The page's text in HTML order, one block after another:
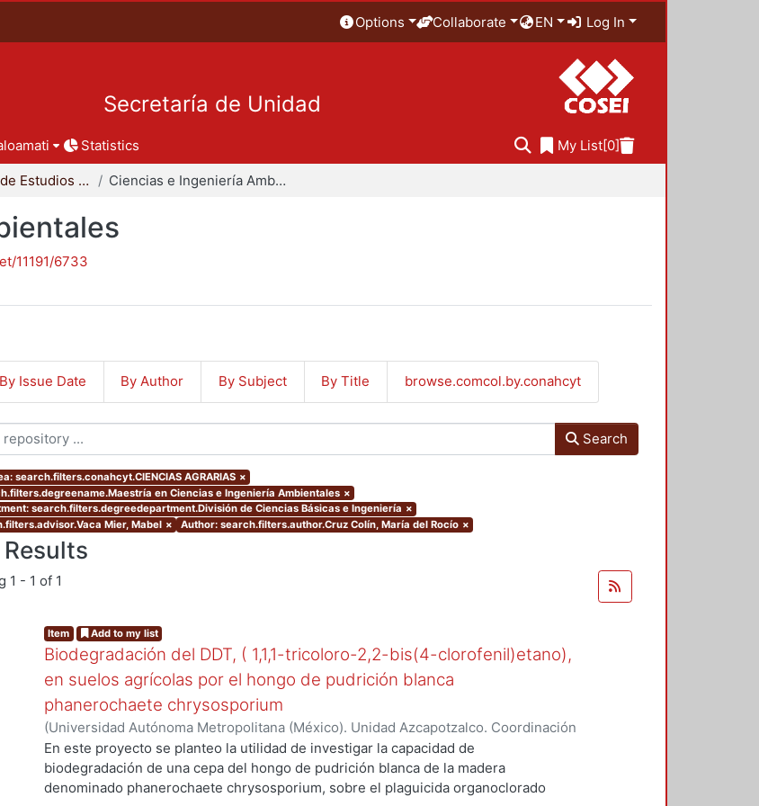
Options Collaborate EN Log In
Secretaría de Unidad
Statistics My List[0]
Coordinación de Estudios de Posgrado - CBI Ciencias e Ingeniería Ambientales
11191/6733
By Issue Date By Author By Subject By Title browse.comcol.by.conahcyt
Search
search.filters.conahcyt.CIENCIAS AGRARIAS ×
en Ciencias e Ingeniería Ambientales ×
search.filters.degreedepartment.División de Ciencias Básicas e Ingeniería ×
Mier, Mabel × Author: search.filters.author.Cruz Colín, María del Rocío ×
1 - 1 of 1
Item Add to my list
Biodegradación del DDT, ( 1,1,1-tricoloro-2,2-bis(4-clorofenil)etano),
en suelos agrícolas por el hongo de pudrición blanca
phanerochaete chrysosporium
(Universidad Autónoma Metropolitana (México). Unidad Azcapotzalco. Coordinación
de Servicios de Información. ,2003-06 )Cruz Colín, María del Rocío
En este proyecto se planteo la utilidad de investigar la capacidad de
biodegradación de una cepa del hongo de pudrición blanca de la madera
denominado phanerochaete chrysosporium, sobre el plaguicida organoclorado